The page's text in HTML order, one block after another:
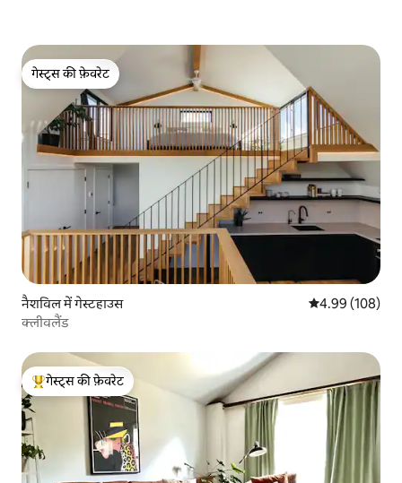
गेस्ट्स की फ़ेवरेट
गेस्ट्स की फ़ेवरेट
नैशविल में गेस्टहाउस औसत रेटिंग 5 में से
4.99 (108)
क्लीवलैंड
गेस्ट्स का टॉप फ़ेवरेट
गेस्ट्स की फ़ेवरेट